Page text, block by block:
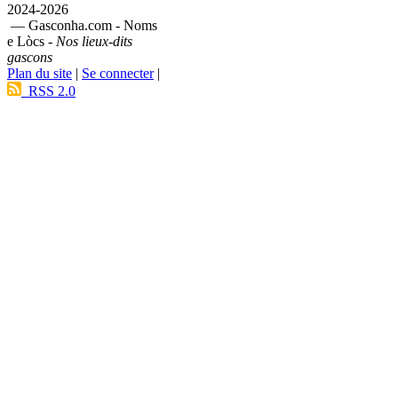
2024-2026
— Gasconha.com - Noms
e Lòcs - Nos lieux-dits
gascons
Plan du site | Se connecter|
RSS 2.0